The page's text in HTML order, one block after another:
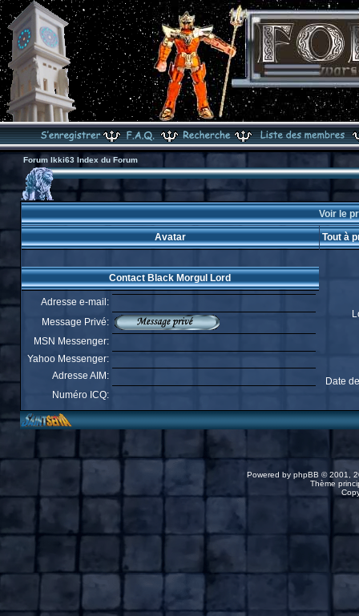
Forum Ikki63 Index du Forum
Voir le
Avatar Tout à
Date
Contact Black Morgul Lord
Adresse e-mail:
Message Privé:
MSN Messenger:
Yahoo Messenger:
Adresse AIM:
Numéro ICQ:
Powered by phpBB © 2001,
Thème